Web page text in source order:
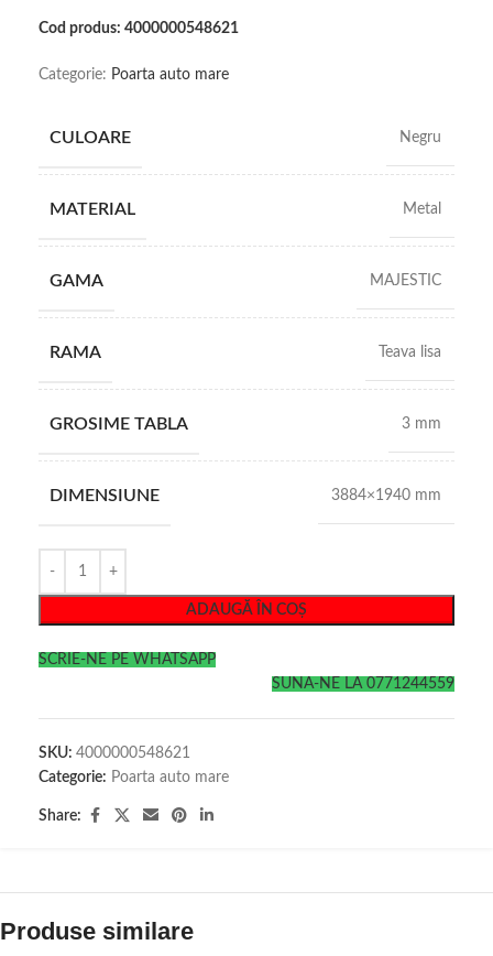
Cod produs: 4000000548621
Categorie: Poarta auto mare
CULOARE Negru
MATERIAL Metal
GAMA MAJESTIC
RAMA Teava lisa
GROSIME TABLA 3 mm
DIMENSIUNE 3884×1940 mm
ADAUGĂ ÎN COȘ
SCRIE-NE PE WHATSAPP
SUNA-NE LA 0771244559
SKU: 4000000548621
Categorie: Poarta auto mare
Share:
Produse similare